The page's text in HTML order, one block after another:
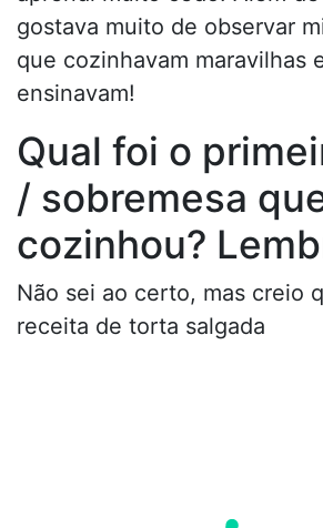
gostava muito de observar
que cozinhavam maravilhas
ensinavam!
Qual foi o
/ sobremesa
cozinhou?
Não sei ao certo, mas creio
receita de torta salgada